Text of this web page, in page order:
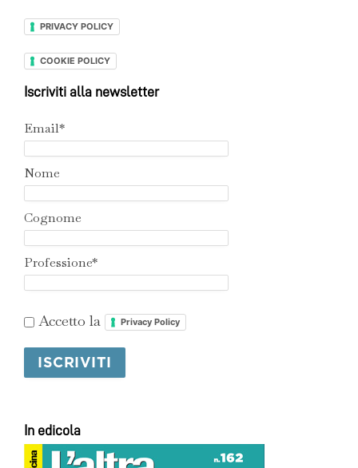
PRIVACY POLICY
COOKIE POLICY
Iscriviti alla newsletter
Email*
Nome
Cognome
Professione*
Accetto la Privacy Policy
In edicola